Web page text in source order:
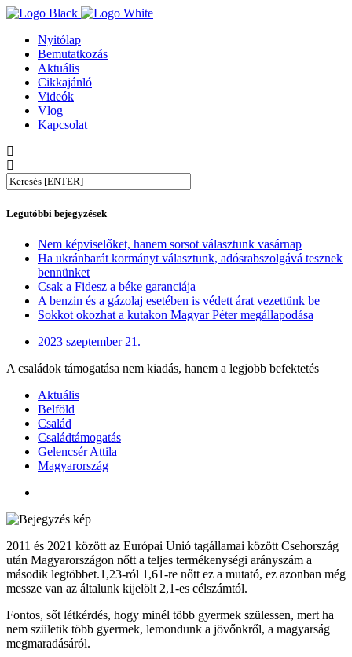
Nyitólap
Bemutatkozás
Aktuális
Cikkajánló
Videók
Vlog
Kapcsolat
Legutóbbi bejegyzések
Nem képviselőket, hanem sorsot választunk vasárnap
Ha ukránbarát kormányt választunk, adósrabszolgává tesznek
bennünket
Csak a Fidesz a béke garanciája
A benzin és a gázolaj esetében is védett árat vezettünk be
Sokkot okozhat a kutakon Magyar Péter megállapodása
2023 szeptember 21.
A családok támogatása nem kiadás, hanem a legjobb befektetés
Aktuális
Belföld
Család
Családtámogatás
Gelencsér Attila
Magyarország
2011 és 2021 között az Európai Unió tagállamai között Csehország
után Magyarországon nőtt a teljes termékenységi arányszám a
második legtöbbet.1,23-ról 1,61-re nőtt ez a mutató, ez azonban még
messze van az általunk kijelölt 2,1-es célszámtól.
Fontos, sőt létkérdés, hogy minél több gyermek szülessen, mert ha
nem születik több gyermek, lemondunk a jövőnkről, a magyarság
megmaradásáról.